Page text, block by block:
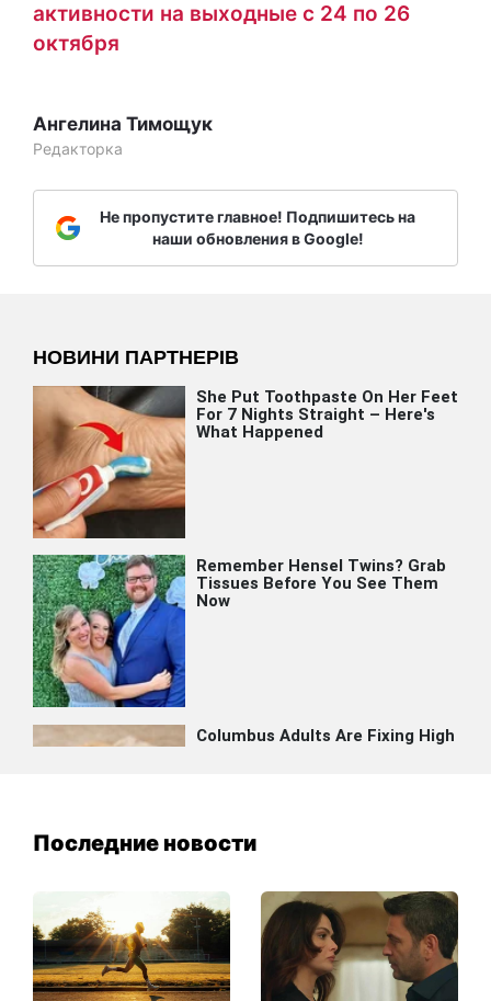
активности на выходные с 24 по 26
октября
Ангелина Тимощук
Редакторка
Не пропустите главное! Подпишитесь на
наши обновления в Google!